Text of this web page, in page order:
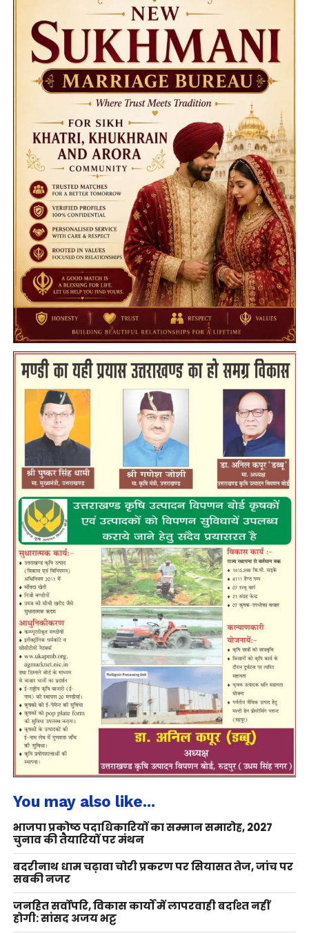
You may also like...
भाजपा प्रकोष्ठ पदाधिकारियों का सम्मान समारोह, 2027
चुनाव की तैयारियों पर मंथन
बदरीनाथ धाम चढ़ावा चोरी प्रकरण पर सियासत तेज, जांच पर
सबकी नजर
जनहित सर्वोपरि, विकास कार्यों में लापरवाही बर्दाश्त नहीं
होगी: सांसद अजय भट्ट